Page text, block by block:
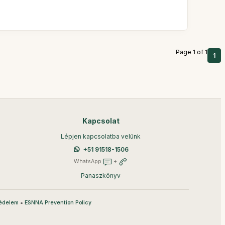
Page 1 of 1 1
Kapcsolat
Lépjen kapcsolatba velünk
+51 91518-1506
WhatsApp +
Panaszkönyv
•ESNNA Prevention Policy